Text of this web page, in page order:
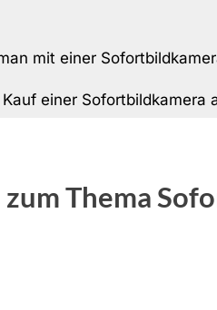
mit einer
einer Sofortbildkamera
Thema